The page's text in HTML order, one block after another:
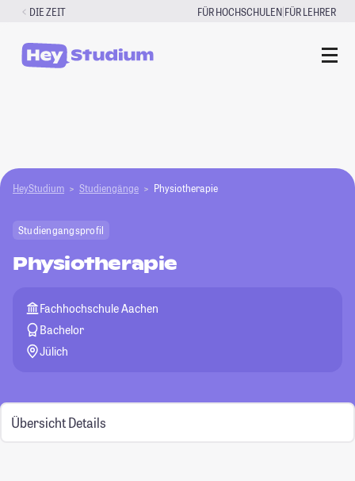
Zum
springen
DIE ZEIT FÜR HOCHSCHULEN|FÜR LEHRER
HeyStudium Studiengänge Physiotherapie
Studiengangsprofil
Physiotherapie
Fachhochschule Aachen
Bachelor
Jülich
Übersicht Details